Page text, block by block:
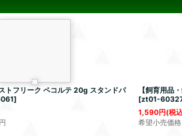
トフリーク ペコルテ 20g スタンドパ
]
円
【飼育用品
[zt01-
1,590円(税
希望小売価格